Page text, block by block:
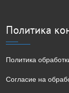
Политика
Политика
Согласие на